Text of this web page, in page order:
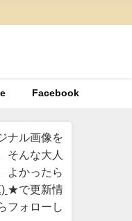
Facebook
ナル画像を
そんな大人
よかったら
★で更新情
フォローし